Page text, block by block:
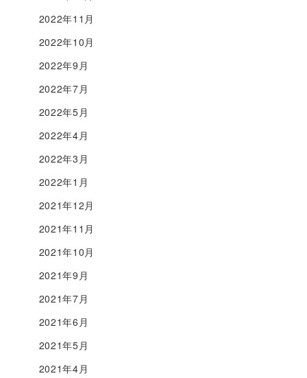
2022年11月
2022年10月
2022年9月
2022年7月
2022年5月
2022年4月
2022年3月
2022年1月
2021年12月
2021年11月
2021年10月
2021年9月
2021年7月
2021年6月
2021年5月
2021年4月